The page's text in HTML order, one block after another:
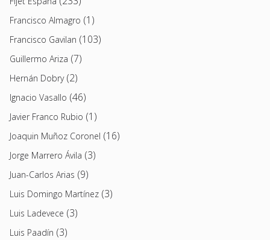
Francisco Almagro (1)
Francisco Gavilan (103)
Guillermo Ariza (7)
Hernán Dobry(2)
Ignacio Vasallo (46)
Javier Franco Rubio (1)
Joaquin Muñoz Coronel (16)
Jorge Marrero Ávila (3)
Juan-Carlos Arias (9)
Luis Domingo Martínez (3)
Luis Ladevece (3)
Luis Paadín (3)